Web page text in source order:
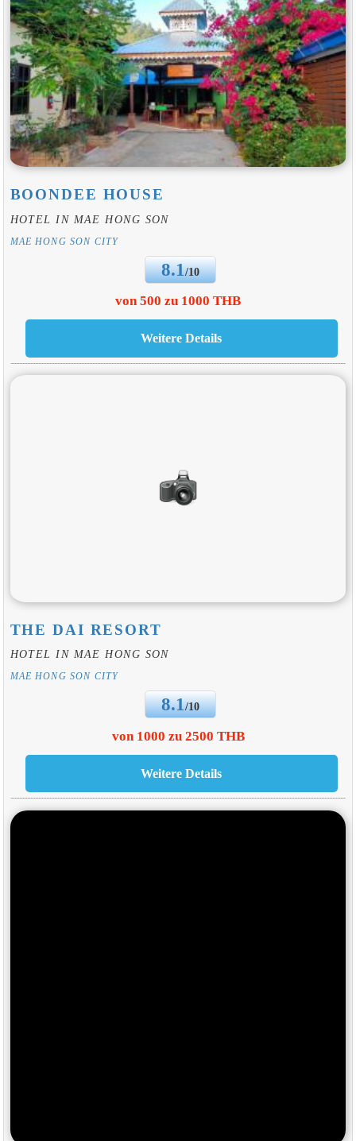
BOONDEE HOUSE
HOTEL IN MAE HONG SON
MAE HONG SON CITY
8.1/10
von 500 zu 1000 THB
THE DAI RESORT
HOTEL IN MAE HONG SON
MAE HONG SON CITY
8.1/10
von 1000 zu 2500 THB